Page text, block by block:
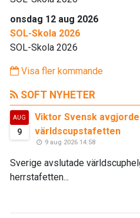
onsdag 12 aug 2026
SOL-Skola 2026
SOL-Skola 2026
Visa fler kommande
SOFT NYHETER
AUG
9
Viktor Svensk
världscupstafetten
9 aug 2026 14:58
Sverige avslutade
herrstafetten...